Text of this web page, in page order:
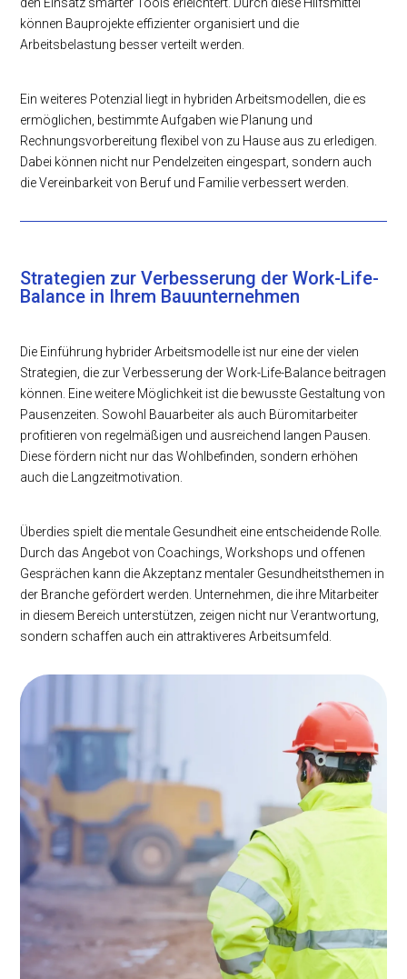
können Bauprojekte effizienter organisiert und die
Arbeitsbelastung besser verteilt werden.
Ein weiteres Potenzial liegt in hybriden Arbeitsmodellen, die es
ermöglichen, bestimmte Aufgaben wie Planung und
Rechnungsvorbereitung flexibel von zu Hause aus zu erledigen.
Dabei können nicht nur Pendelzeiten eingespart, sondern auch
die Vereinbarkeit von Beruf und Familie verbessert werden.
Strategien zur Verbesserung der Work-Life-
Balance in Ihrem Bauunternehmen
Die Einführung hybrider Arbeitsmodelle ist nur eine der vielen
Strategien, die zur Verbesserung der Work-Life-Balance beitragen
können. Eine weitere Möglichkeit ist die bewusste Gestaltung von
Pausenzeiten. Sowohl Bauarbeiter als auch Büromitarbeiter
profitieren von regelmäßigen und ausreichend langen Pausen.
Diese fördern nicht nur das Wohlbefinden, sondern erhöhen
auch die Langzeitmotivation.
Überdies spielt die mentale Gesundheit eine entscheidende Rolle.
Durch das Angebot von Coachings, Workshops und offenen
Gesprächen kann die Akzeptanz mentaler Gesundheitsthemen in
der Branche gefördert werden. Unternehmen, die ihre Mitarbeiter
in diesem Bereich unterstützen, zeigen nicht nur Verantwortung,
sondern schaffen auch ein attraktiveres Arbeitsumfeld.